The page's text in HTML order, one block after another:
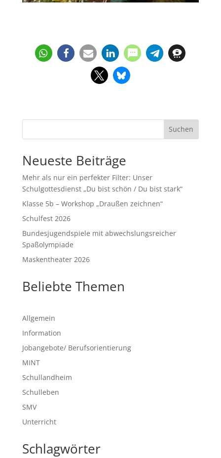
Suchen
Neueste Beiträge
Mehr als nur ein perfekter Filter: Unser
Schulgottesdienst „Du bist schön / Du bist stark“
Klasse 5b – Workshop „Draußen zeichnen“
Schulfest 2026
Bundesjugendspiele mit abwechslungsreicher
Spaßolympiade
Maskentheater 2026
Beliebte Themen
Allgemein
Information
Jobangebote/ Berufsorientierung
MINT
Schullandheim
Schulleben
SMV
Unterricht
Schlagwörter